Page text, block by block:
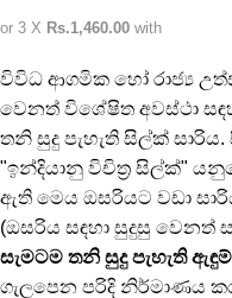
or 3 X Rs.1,460.00 with
විවිධ ආගමික හෝ රාජ්‍ය
වෙනත් විශේෂිත අවස්ථා
තනි සුදු පැහැති සිල්ක් සාරිය.
"ඉන්දියානු විචිත්‍ර සිල්ක්"
ඇති මෙය ඔසරියට වඩා
(ඔසරිය සඳහා සුදුසු වෙනත්
සැමටම තනි සුදු පැහැති ඇඳුම්
ගැලපෙන පරිදි නිර්මාණය